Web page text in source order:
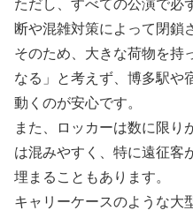
ただし、すべての公演で必
断や混雑対策によって閉鎖
そのため、大きな荷物を持
なる」と考えず、博多駅や
動くのが安心です。
また、ロッカーは数に限り
は混みやすく、特に遠征客
埋まることもあります。
キャリーケースのような大